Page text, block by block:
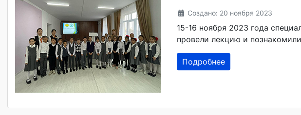
Создано: 20 ноября 2023
15-16 ноября 2023 года
провели лекцию и
Подробнее